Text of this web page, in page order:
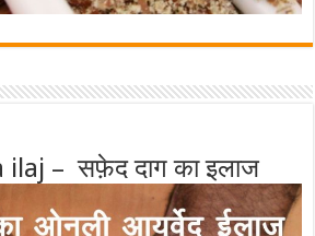
ilaj – सफ़ेद दाग का इलाज